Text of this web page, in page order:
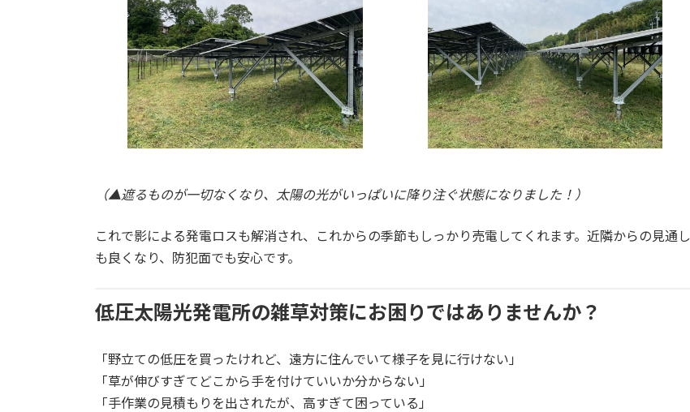
（▲遮るものが一切なくなり、太陽の光がいっぱいに降り注ぐ状態になりました！）
これで影による発電ロスも解消され、これからの季節もしっかり売電してくれます。近隣からの見通し
も良くなり、防犯面でも安心です。
低圧太陽光発電所の雑草対策にお困りではありませんか？
「野立ての低圧を買ったけれど、遠方に住んでいて様子を見に行けない」
「草が伸びすぎてどこから手を付けていいか分からない」
「手作業の見積もりを出されたが、高すぎて困っている」